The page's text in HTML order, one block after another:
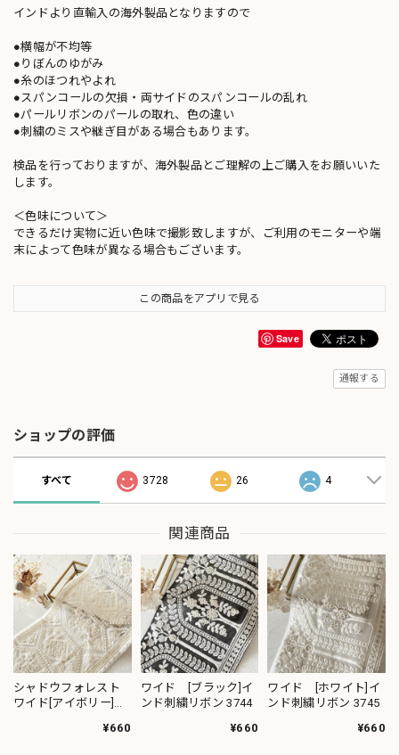
インドより直輸入の海外製品となりますので
●横幅が不均等
●りぼんのゆがみ
●糸のほつれやよれ
●スパンコールの欠損・両サイドのスパンコールの乱れ
●パールリボンのパールの取れ、色の違い
●刺繍のミスや継ぎ目がある場合もあります。
検品を行っておりますが、海外製品とご理解の上ご購入をお願いいた
します。
＜色味について＞
できるだけ実物に近い色味で撮影致しますが、ご利用のモニターや端
末によって色味が異なる場合もございます。
この商品をアプリで見る
Save
通報する
ショップの評価
すべて 3728 26 4
関連商品
シャドウフォレスト
ワイド[アイボリー]イ
¥660
ワイド [ブラック]イ
ンド刺繍リボン 3744
¥660
ワイド [ホワイト]イ
ンド刺繍リボン 3745
¥660